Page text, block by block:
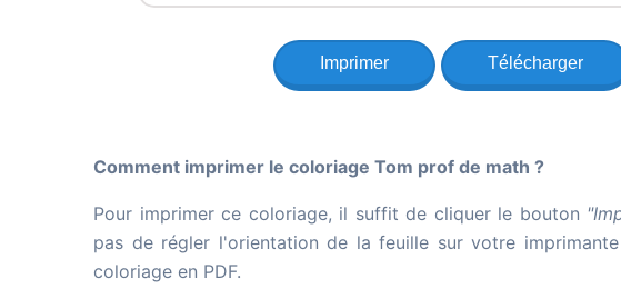
Imprimer Télécharger
Comment imprimer le coloriage Tom prof de math ?
Pour imprimer ce coloriage, il suffit de cliquer le bouton
pas de régler l'orientation de la feuille sur votre
coloriage en PDF.